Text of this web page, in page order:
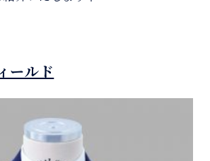
ールド